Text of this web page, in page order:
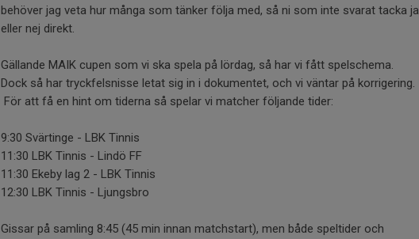
behöver jag veta hur många som tänker följa med, så ni som inte svarat tacka ja
eller nej direkt.
Gällande MAIK cupen som vi ska spela på lördag, så har vi fått spelschema.
Dock så har tryckfelsnisse letat sig in i dokumentet, och vi väntar på korrigering.
För att få en hint om tiderna så spelar vi matcher följande tider:
9:30 Svärtinge - LBK Tinnis
11:30 LBK Tinnis - Lindö FF
11:30 Ekeby lag 2 - LBK Tinnis
12:30 LBK Tinnis - Ljungsbro
Gissar på samling 8:45 (45 min innan matchstart), men både speltider och